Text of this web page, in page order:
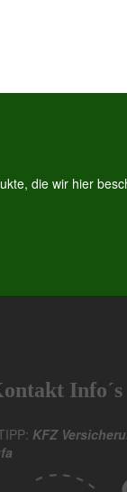
die wir hier
Info´s
KFZ